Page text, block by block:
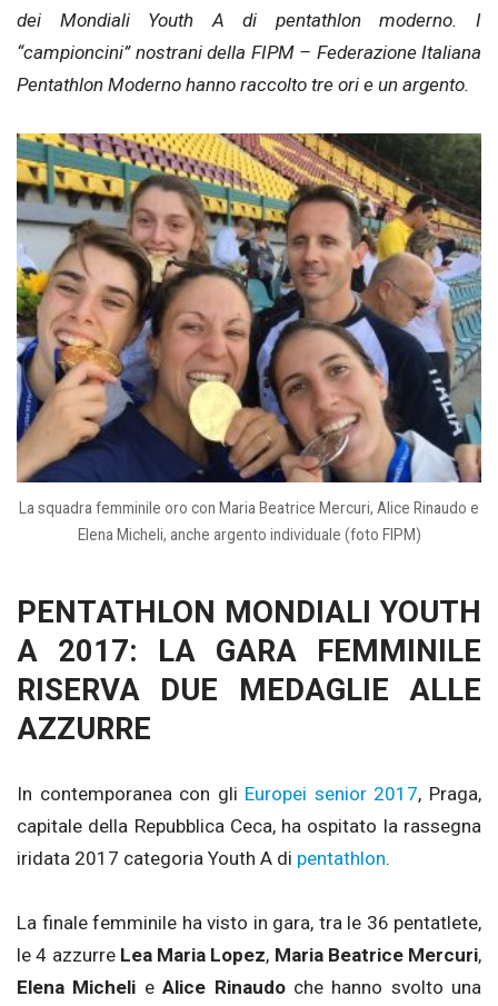
dei Mondiali Youth A di pentathlon moderno. I
“campioncini” nostrani della FIPM – Federazione Italiana
Pentathlon Moderno hanno raccolto tre ori e un argento.
La squadra femminile oro con Maria Beatrice Mercuri, Alice Rinaudo e
Elena Micheli, anche argento individuale (foto FIPM)
PENTATHLON MONDIALI YOUTH
A 2017: LA GARA FEMMINILE
RISERVA DUE MEDAGLIE ALLE
AZZURRE
In contemporanea con gli Europei senior 2017, Praga,
capitale della Repubblica Ceca, ha ospitato la rassegna
iridata 2017 categoria Youth A di pentathlon.
La finale femminile ha visto in gara, tra le 36 pentatlete,
le 4 azzurre Lea Maria Lopez, Maria Beatrice Mercuri,
Elena Micheli eAlice Rinaudoche hanno svolto una